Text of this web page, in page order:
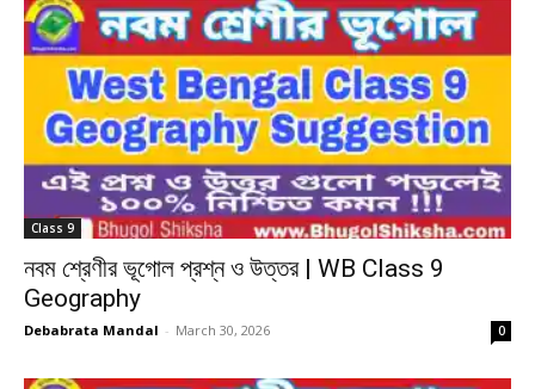
Class 9
নবম শ্রেণীর ভূগোল প্রশ্ন ও উত্তর | WB Class 9
Geography
Debabrata Mandal - March 30, 2026 0